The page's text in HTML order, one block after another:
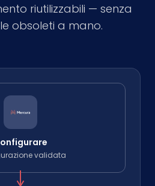
riutilizzabili — senza
obsoleti a mano.
validata